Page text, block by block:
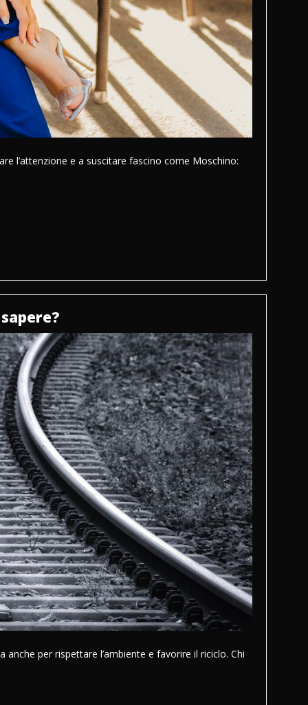
l’attenzione e a suscitare fascino come Moschino:
per rispettare l’ambiente e favorire il riciclo. Chi